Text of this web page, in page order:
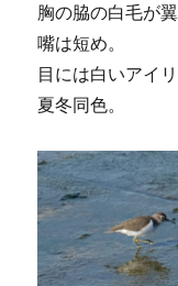
胸の脇の白毛が
嘴は短め。
目には白いアイ
夏冬同色。